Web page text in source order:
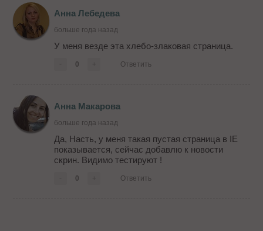
Анна Лебедева
больше года назад
У меня везде эта хлебо-злаковая страница.
0 Ответить
Анна Макарова
больше года назад
Да, Насть, у меня такая пустая страница в IE
показывается, сейчас добавлю к новости
скрин. Видимо тестируют !
0 Ответить